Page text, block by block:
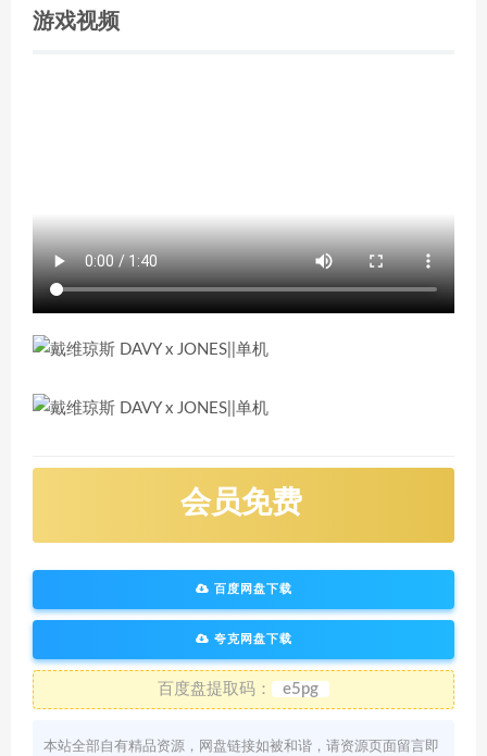
游戏视频
会员免费
百度网盘下载
夸克网盘下载
百度盘提取码： e5pg
本站全部自有精品资源，网盘链接如被和谐，请资源页面留言即